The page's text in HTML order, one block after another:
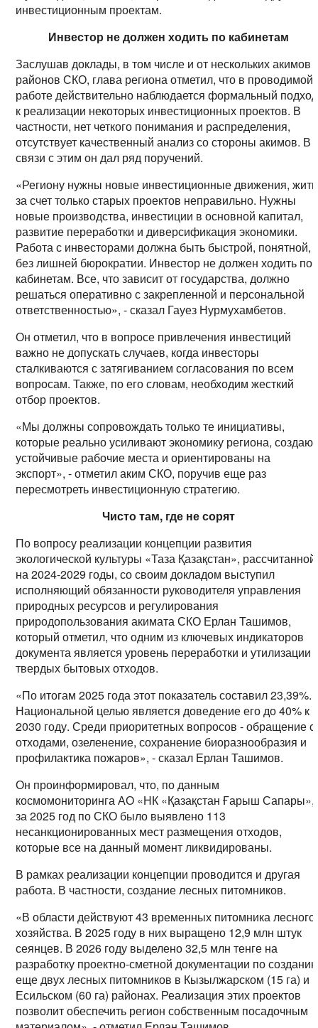
инвестиционным проектам.
Инвестор не должен ходить по кабинетам
Заслушав доклады, в том числе и от нескольких акимов
районов СКО, глава региона отметил, что в проводимой
работе действительно наблюдается формальный подход
к реализации некоторых инвестиционных проектов. В
частности, нет четкого понимания и распределения,
отсутствует качественный анализ со стороны акимов. В
связи с этим он дал ряд поручений.
«Региону нужны новые инвестиционные движения, жить
за счет только старых проектов неправильно. Нужны
новые производства, инвестиции в основной капитал,
развитие переработки и диверсификация экономики.
Работа с инвесторами должна быть быстрой, понятной,
без лишней бюрократии. Инвестор не должен ходить по
кабинетам. Все, что зависит от государства, должно
решаться оперативно с закрепленной и персональной
ответственностью», - сказал Гауез Нурмухамбетов.
Он отметил, что в вопросе привлечения инвестиций
важно не допускать случаев, когда инвесторы
сталкиваются с затягиванием согласования по всем
вопросам. Также, по его словам, необходим жесткий
отбор проектов.
«Мы должны сопровождать только те инициативы,
которые реально усиливают экономику региона, создают
устойчивые рабочие места и ориентированы на
экспорт», - отметил аким СКО, поручив еще раз
пересмотреть инвестиционную стратегию.
Чисто там, где не сорят
По вопросу реализации концепции развития
экологической культуры «Таза Қазақстан», рассчитанной
на 2024-2029 годы, со своим докладом выступил
исполняющий обязанности руководителя управления
природных ресурсов и регулирования
природопользования акимата СКО Ерлан Ташимов,
который отметил, что одним из ключевых индикаторов
документа является уровень переработки и утилизации
твердых бытовых отходов.
«По итогам 2025 года этот показатель составил 23,39%.
Национальной целью является доведение его до 40% к
2030 году. Среди приоритетных вопросов - обращение с
отходами, озеленение, сохранение биоразнообразия и
профилактика пожаров», - сказал Ерлан Ташимов.
Он проинформировал, что, по данным
космомониторинга АО «НК «Қазақстан Ғарыш Сапары»,
за 2025 год по СКО было выявлено 113
несанкционированных мест размещения отходов,
которые все на данный момент ликвидированы.
В рамках реализации концепции проводится и другая
работа. В частности, создание лесных питомников.
«В области действуют 43 временных питомника лесного
хозяйства. В 2025 году в них выращено 12,9 млн штук
сеянцев. В 2026 году выделено 32,5 млн тенге на
разработку проектно-сметной документации по
еще двух лесных питомников в Кызылжарском (15 га) и
Есильском (60 га) районах. Реализация этих проектов
позволит обеспечить регион собственным посадочным